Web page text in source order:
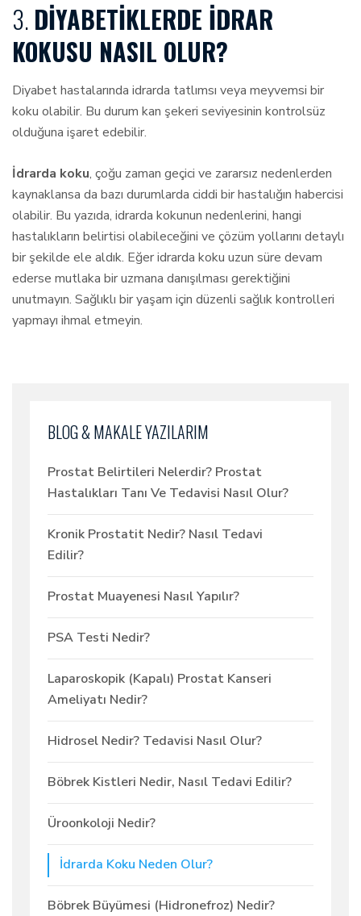
BLOG & MAKALE YAZILARIM
Prostat Belirtileri Nelerdir? Prostat
Hastalıkları Tanı Ve Tedavisi Nasıl Olur?
Kronik Prostatit Nedir? Nasıl Tedavi
Edilir?
Prostat Muayenesi Nasıl Yapılır?
PSA Testi Nedir?
Laparoskopik (Kapalı) Prostat Kanseri
Ameliyatı Nedir?
Hidrosel Nedir? Tedavisi Nasıl Olur?
Böbrek Kistleri Nedir, Nasıl Tedavi Edilir?
Üroonkoloji Nedir?
İdrarda Koku Neden Olur?
Böbrek Büyümesi (Hidronefroz) Nedir?
3. DIYABETIKLERDE İDRAR
KOKUSU NASIL OLUR?
Diyabet hastalarında idrarda tatlımsı veya meyvemsi bir
koku olabilir. Bu durum kan şekeri seviyesinin kontrolsüz
olduğuna işaret edebilir.
İdrarda koku, çoğu zaman geçici ve zararsız nedenlerden
kaynaklansa da bazı durumlarda ciddi bir hastalığın habercisi
olabilir. Bu yazıda, idrarda kokunun nedenlerini, hangi
hastalıkların belirtisi olabileceğini ve çözüm yollarını detaylı
bir şekilde ele aldık. Eğer idrarda koku uzun süre devam
ederse mutlaka bir uzmana danışılması gerektiğini
unutmayın. Sağlıklı bir yaşam için düzenli sağlık kontrolleri
yapmayı ihmal etmeyin.